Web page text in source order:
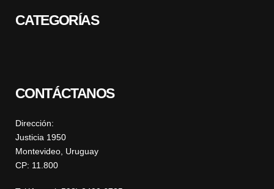
CATEGORÍAS
CONTÁCTANOS
Dirección:
Justicia 1950
Montevideo, Uruguay
CP: 11.800